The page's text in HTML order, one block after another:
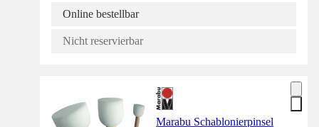
Online bestellbar
Nicht reservierbar
Marabu Schablonierpinsel